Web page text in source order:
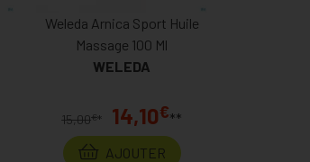
Weleda Arnica Sport Huile
Massage 100 Ml
WELEDA
15,00€* 14,10€**
AJOUTER